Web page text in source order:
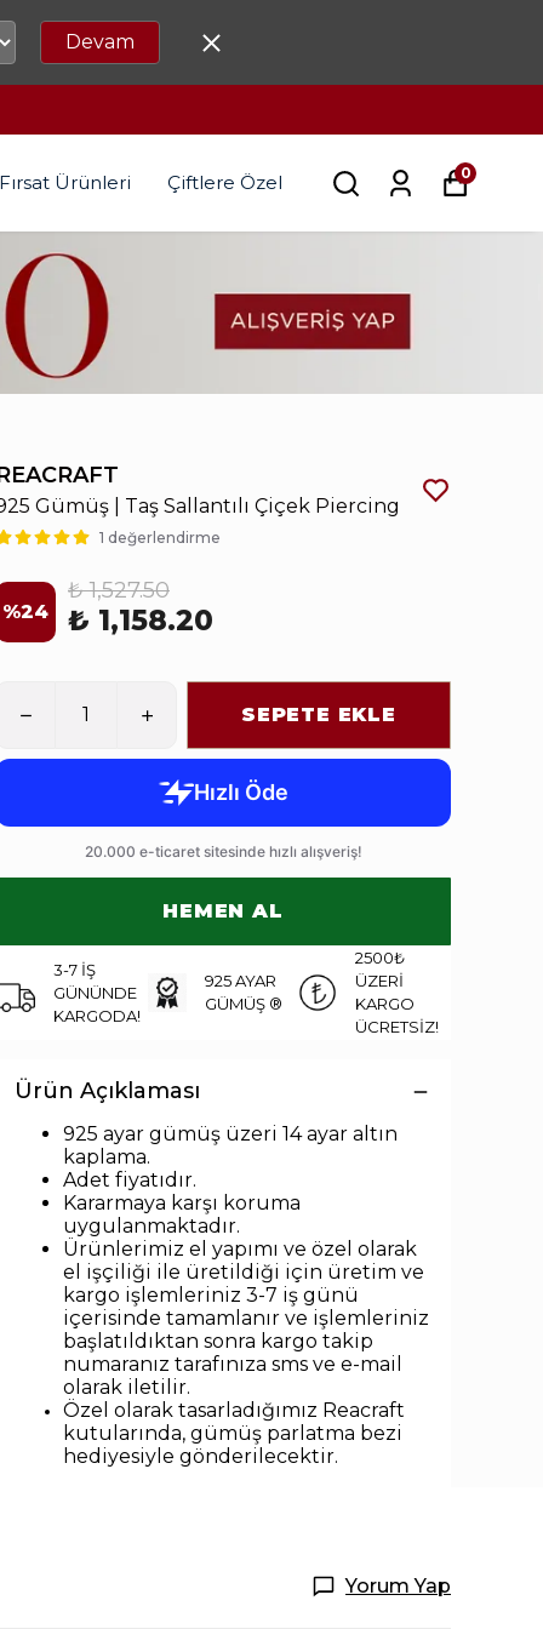
Devam
Ürünleri Çiftlere Özel 0
Gümüş | Taş Sallantılı Çiçek Piercing
1 değerlendirme
%24
₺ 1,527.50
₺ 1,158.20
SEPETE EKLE
HEMEN AL
3-7 İŞ
GÜNÜNDE
KARGODA!
925 AYAR
GÜMÜŞ ®
2500₺
ÜZERİ
KARGO
ÜCRETSİZ!
Ürün Açıklaması
925 ayar gümüş üzeri 14 ayar altın
kaplama.
Adet fiyatıdır.
Kararmaya karşı koruma
uygulanmaktadır.
Ürünlerimiz el yapımı ve özel olarak
el işçiliği ile üretildiği için üretim ve
kargo işlemleriniz 3-7 iş günü
içerisinde tamamlanır ve işlemleriniz
başlatıldıktan sonra kargo takip
numaranız tarafınıza sms ve e-mail
olarak iletilir.
Özel olarak tasarladığımız Reacraft
kutularında, gümüş parlatma bezi
hediyesiyle gönderilecektir.
Yorum Yap